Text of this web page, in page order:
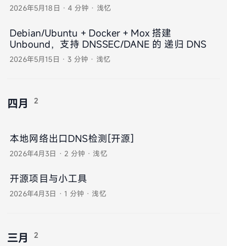
2026年5月18日 ·4 分钟 · 浅忆
Debian/Ubuntu + Docker + Mox 搭建
Unbound，支持 DNSSEC/DANE 的 递归 DNS
2026年5月15日 · 3 分钟 · 浅忆
四月 2
本地网络出口DNS检测[开源]
2026年4月3日 ·2 分钟 · 浅忆
开源项目与小工具
2026年4月3日 ·1 分钟 · 浅忆
三月 2